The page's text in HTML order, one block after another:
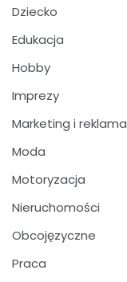
Dziecko
Edukacja
Hobby
Imprezy
Marketing i reklama
Moda
Motoryzacja
Nieruchomości
Obcojęzyczne
Praca